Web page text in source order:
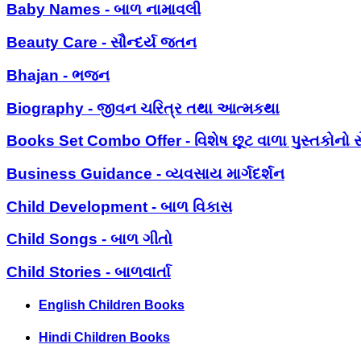
Baby Names - બાળ નામાવલી
Beauty Care - સૌન્દર્ય જતન
Bhajan - ભજન
Biography - જીવન ચરિત્ર તથા આત્મકથા
Books Set Combo Offer - વિશેષ છૂટ વાળા પુસ્તકોનો
Business Guidance - વ્યવસાય માર્ગદર્શન
Child Development - બાળ વિકાસ
Child Songs - બાળ ગીતો
Child Stories - બાળવાર્તા
English Children Books
Hindi Children Books